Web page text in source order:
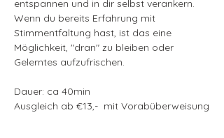
entspannen und in dir selbst verankern.
Wenn du bereits Erfahrung mit
Stimmentfaltung hast, ist das eine
Möglichkeit, "dran" zu bleiben oder
Gelerntes aufzufrischen.
Dauer: ca 40min
Ausgleich ab €13,-  mit Vorabüberweisung